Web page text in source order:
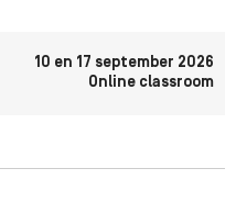
10 en 17 september 2026
Online classroom